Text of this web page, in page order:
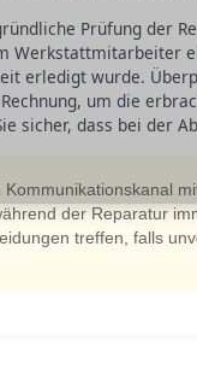
Prüfung der
Werkstattmitarbeiter
erledigt wurde.
um die
sicher, dass bei der
der Reparatur
treffen, falls